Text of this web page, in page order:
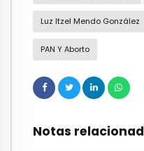
Luz Itzel Mendo González
PAN Y Aborto
Notas